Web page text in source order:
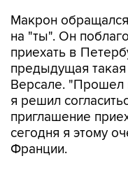
Макрон
на "ты". Он
приехать в
предыдущая такая
Версале. "Прошел
я решил
приглашение
сегодня я этому
Франции.